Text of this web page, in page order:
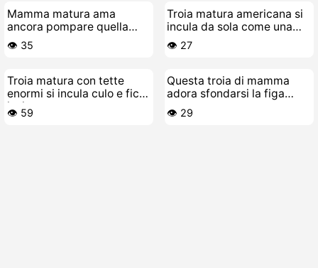
Mamma matura ama
ancora pompare quella
figa
👁️ 35
Troia matura americana si
incula da sola come una
pazza
👁️ 27
Troia matura con tette
enormi si incula culo e fica
insieme
👁️ 59
Questa troia di mamma
adora sfondarsi la figa
succosa
👁️ 29